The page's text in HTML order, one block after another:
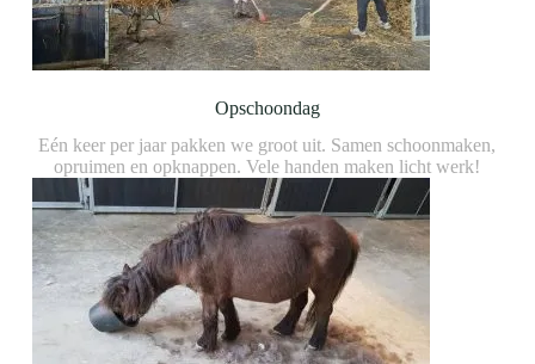
Opschoondag
Eén keer per jaar pakken we groot uit. Samen schoonmaken,
opruimen en opknappen. Vele handen maken licht werk!